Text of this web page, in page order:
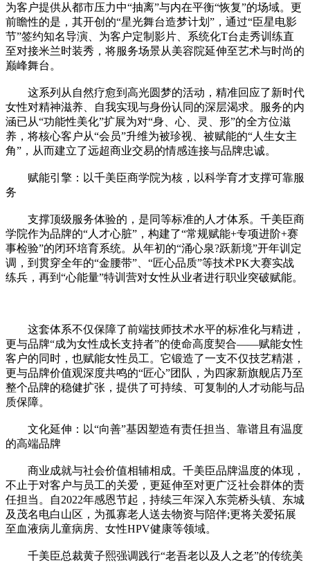
为客户提供从都市压力中“抽离”与内在平衡“恢复”的场域。更
前瞻性的是，其开创的“星光舞台造梦计划”，通过“臣星电影
节”签约知名导演、为客户定制影片、系统化T台走秀训练直
至对接米兰时装秀，将服务场景从美容院延伸至艺术与时尚的
巅峰舞台。
这系列从自然疗愈到高光圆梦的活动，精准回应了新时代
女性对精神滋养、自我实现与身份认同的深层渴求。服务的内
涵已从“功能性美化”扩展为对“身、心、灵、形”的全方位滋
养，将核心客户从“会员”升维为被珍视、被赋能的“人生女主
角”，从而建立了远超商业交易的情感连接与品牌忠诚。
赋能引擎：以千美臣商学院为核，以科学育才支撑可靠服
务
支撑顶级服务体验的，是同等标准的人才体系。千美臣商
学院作为品牌的“人才心脏”，构建了“常规赋能+专项进阶+赛
事检验”的闭环培育系统。从年初的“涌心泉?跃新境”开年训定
调，到贯穿全年的“金腰带”、“匠心品质”等技术PK大赛实战
练兵，再到“心能量”特训营对女性从业者进行职业突破赋能。
这套体系不仅保障了前端技师技术水平的标准化与精进，
更与品牌“成为女性成长支持者”的使命高度契合——赋能女性
客户的同时，也赋能女性员工。它锻造了一支不仅技艺精湛，
更与品牌价值观深度共鸣的“匠心”团队，为四家新旗舰店乃至
整个品牌的稳健扩张，提供了可持续、可复制的人才动能与品
质保障。
文化延伸：以“向善”基因塑造有责任担当、靠谱且有温度
的高端品牌
商业成就与社会价值相辅相成。千美臣品牌温度的体现，
不止于对客户与员工的关爱，更延伸至对更广泛社会群体的责
任担当。自2022年感恩节起，持续三年深入东莞桥头镇、东城
及茂名电白山区，为孤寡老人送去物资与陪伴;更将关爱拓展
至血液病儿童病房、女性HPV健康等领域。
千美臣总裁黄子熙强调践行“老吾老以及人之老”的传统美